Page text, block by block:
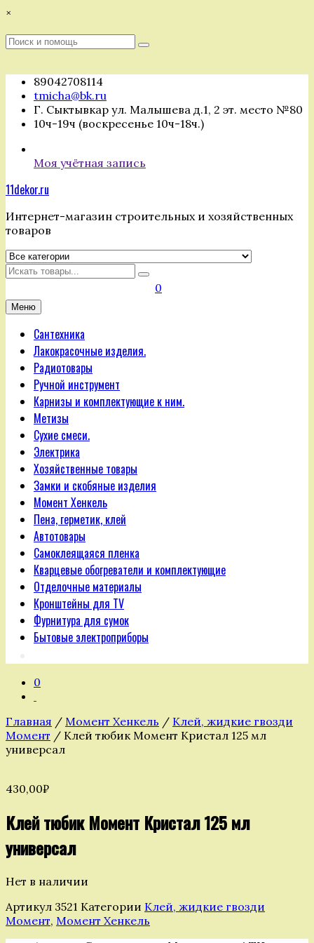
Перейти
содержимому
×
Поиск
Поиск
89042708114
tmicha@bk.ru
Г. Сыктывкар ул. Малышева д.1, 2 эт. место №80
10ч-19ч (воскресенье 10ч-18ч.)
Моя учётная запись
11dekor.ru
Интернет-магазин строительных и хозяйственных
товаров
Искать
0
Меню
Сантехника
Лакокрасочные изделия.
Радиотовары
Ручной инструмент
Карнизы и комплектующие к ним.
Метизы
Сухие смеси.
Электрика
Хозяйственные товары
Замки и скобяные изделия
Момент Хенкель
Пена, герметик, клей
Автотовары
Самоклеящаяся пленка
Кварцевые обогреватели и комплектующие
Отделочные материалы
Кронштейны для TV
Фурнитура для сумок
Бытовые электроприборы
0
Главная / Момент Хенкель / Клей, жидкие гвозди
Момент / Клей тюбик Момент Кристал 125 мл
универсал
430,00₽
Клей тюбик Момент Кристал 125 мл
универсал
Нет в наличии
Артикул 3521 Категории Клей, жидкие гвозди
Момент, Момент Хенкель